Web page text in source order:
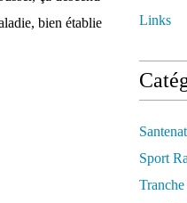
bien établie
Links
Sport